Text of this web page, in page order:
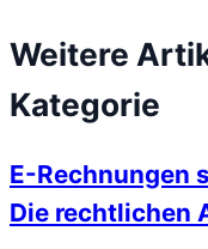
Weitere
Kategorie
E-Rechnungen
Die rechtlichen